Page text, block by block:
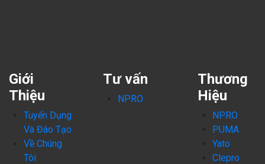
Giới
Thiệu
Tuyển Dụng
Và Đào Tạo
Về Chúng
Tôi
Tư vấn
NPRO
Thương
Hiệu
NPRO
PUMA
Yato
Clepro